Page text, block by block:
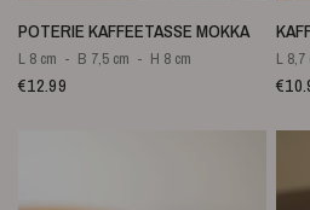
SCHNELLANSICHT
POTERIE KAFFEETASSE MOKKA
L 8 cm B 7,5 cm H 8 cm
€12.99
L 8,7